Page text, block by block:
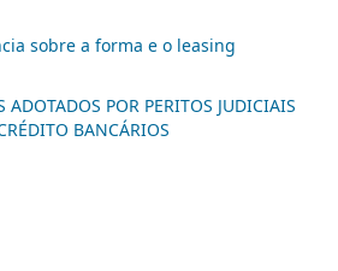
sobre a forma e o leasing
ADOTADOS POR PERITOS JUDICIAIS
BANCÁRIOS